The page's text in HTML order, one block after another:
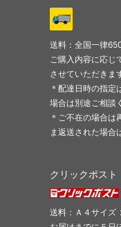
送料：全国一律
ご購入内容に応じ
させていただきま
＊配達日時の指定
場合は別途ご相談
＊ご不在の場合は
ま返送された場合
クリックポスト
送料：Ａ４サイズ